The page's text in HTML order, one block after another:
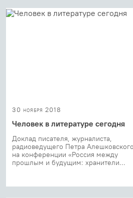
30 ноября 2018
Человек в литературе сегодня
Доклад писателя, журналиста,
радиоведущего Петра Алешковского
на конференции «Россия между
прошлым и будущим: хранители...